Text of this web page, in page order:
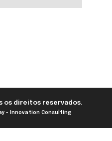
os direitos reservados.
- Innovation Consulting